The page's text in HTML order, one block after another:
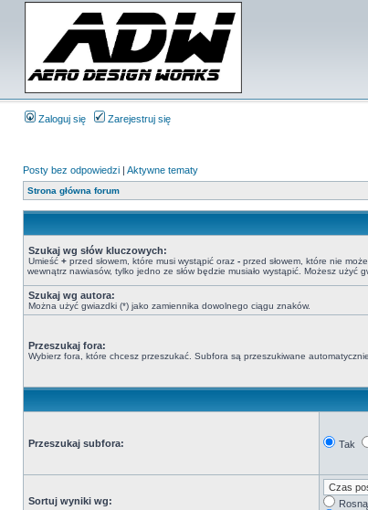
Zaloguj się Zarejestruj się
Posty bez odpowiedzi | Aktywne tematy
Strona główna forum
Szukaj wg słów kluczowych:
Umieść + przed słowem, które musi wystąpić oraz - przed słowem, które nie
wewnątrz nawiasów, tylko jedno ze słów będzie musiało wystąpić. Możesz użyć
Szukaj wg autora:
Można użyć gwiazdki (*) jako zamiennika dowolnego ciągu znaków.
Przeszukaj fora:
Wybierz fora, które chcesz przeszukać. Subfora są przeszukiwane
Przeszukaj subfora: Tak
Sortuj wyniki wg: